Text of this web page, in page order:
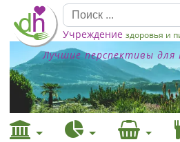
Учреждение здоровья и
Лучшие перспективы для